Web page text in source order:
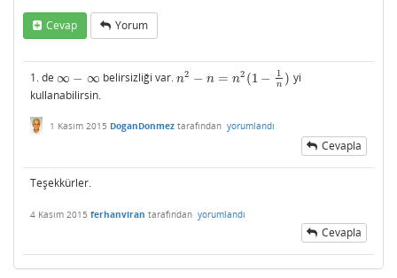
Cevap Yorum
1. de ∞ − ∞
∞− ∞ belirsizliği var.n2 − n = n2 (1 − 1
n )
n2 −n=n2(1 −1n)
yi
kullanabilirsin.
1 Kasım 2015 DoganDonmez tarafından yorumlandı
Cevapla
Teşekkürler.
4 Kasım 2015 ferhanviran tarafından yorumlandı
Cevapla